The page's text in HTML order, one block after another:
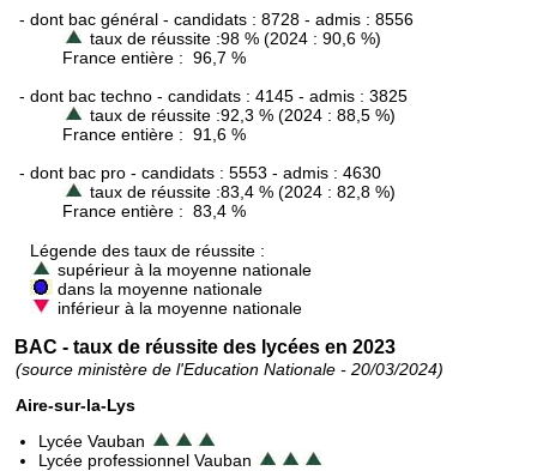
- dont bac général - candidats : 8728 - admis : 8556
taux de réussite :98 % (2024 : 90,6 %)
France entière : 96,7 %
- dont bac techno - candidats : 4145 - admis : 3825
taux de réussite :92,3 % (2024 : 88,5 %)
France entière : 91,6 %
- dont bac pro - candidats : 5553 - admis : 4630
taux de réussite :83,4 % (2024 : 82,8 %)
France entière : 83,4 %
Légende des taux de réussite :
supérieur à la moyenne nationale
dans la moyenne nationale
inférieur à la moyenne nationale
BAC - taux de réussite des lycées en 2023
(source ministère de l'Education Nationale - 20/03/2024)
Aire-sur-la-Lys
Lycée Vauban
Lycée professionnel Vauban